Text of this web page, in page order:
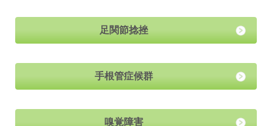
足関節捻挫
手根管症候群
嗅覚障害